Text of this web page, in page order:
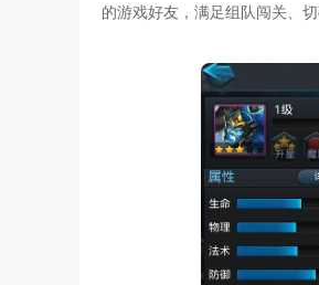
的游戏好友，满足组队闯关、